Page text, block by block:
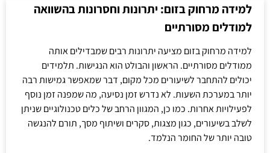
למידה מרחוק בזום: יתרונות וחסרונות בהשוואה
למודלים מסורתיים
למידה מרחוק בזום מציעה יתרונות רבים שמבדילים אותה
ממודלים מסורתיים. הראשון והבולט הוא הנגישות. תלמידים
יכולים להתחבר לשיעורים מכל מקום, דבר שמאפשר גמישות רבה
יותר במערכת השעות. לא נדרש זמן נסיעה, מה שמפנה זמן נוסף
לפעילויות אחרות. כמו כן, המגוון הרחב של כלים טכנולוגיים שניתן
לשלב בשיעורים, כגון מצגות, סקרים ושיתוף מסך, תורם להנגשה
טובה יותר של החומר הנלמד.